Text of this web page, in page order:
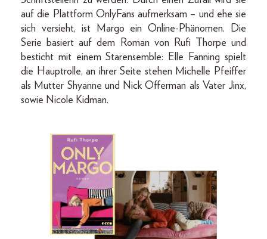
auf die Plattform OnlyFans aufmerksam – und ehe sie
sich versieht, ist Margo ein Online-Phänomen. Die
Serie basiert auf dem Roman von Rufi Thorpe und
besticht mit einem Starensemble: Elle Fanning spielt
die Hauptrolle, an ihrer Seite stehen Michelle Pfeiffer
als Mutter Shyanne und Nick Offerman als Vater Jinx,
sowie Nicole Kidman.